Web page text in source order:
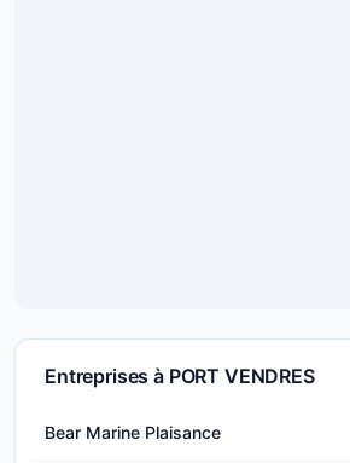
Entreprises à PORT VENDRES
Bear Marine Plaisance